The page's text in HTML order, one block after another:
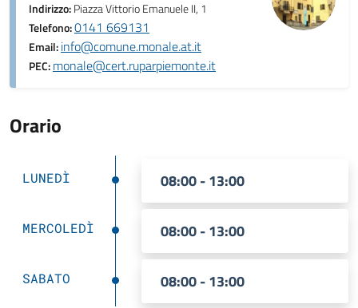
Indirizzo:Piazza Vittorio Emanuele II, 1
Telefono:0141 669131
Email:info@comune.monale.at.it
PEC:monale@cert.ruparpiemonte.it
Orario
LUNEDÌ 08:00 - 13:00
MERCOLEDÌ 08:00 - 13:00
SABATO 08:00 - 13:00